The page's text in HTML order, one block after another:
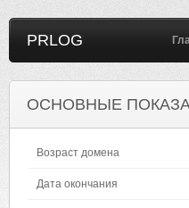
PRLOG
ОСНОВНЫЕ
Возраст домена
Дата окончания